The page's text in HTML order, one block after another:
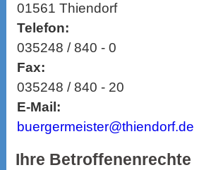
01561 Thiendorf
Telefon:
035248 / 840 - 0
Fax:
035248 / 840 - 20
E-Mail:
buergermeister@thiendorf.de
Ihre Betroffenenrechte